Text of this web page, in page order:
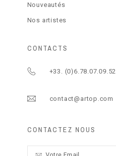
Nouveautés
Nos artistes
CONTACTS
+33. (0)6.78.07.09.52
contact@artop.com
CONTACTEZ NOUS